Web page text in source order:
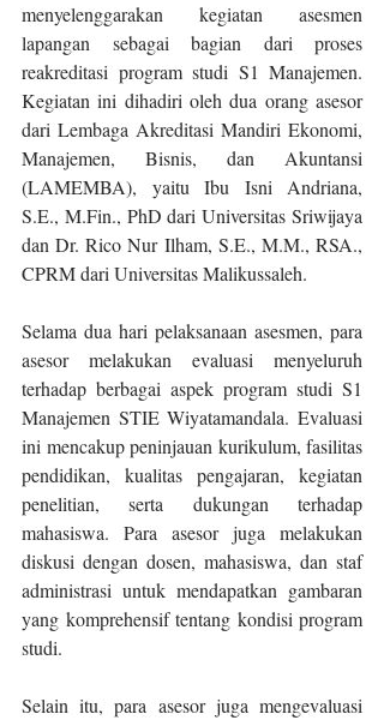
menyelenggarakan kegiatan asesmen
lapangan sebagai bagian dari proses
reakreditasi program studi S1 Manajemen.
Kegiatan ini dihadiri oleh dua orang asesor
dari Lembaga Akreditasi Mandiri Ekonomi,
Manajemen, Bisnis, dan Akuntansi
(LAMEMBA), yaitu Ibu Isni Andriana,
S.E., M.Fin., PhD dari Universitas Sriwijaya
dan Dr. Rico Nur Ilham, S.E., M.M., RSA.,
CPRM dari Universitas Malikussaleh.
Selama dua hari pelaksanaan asesmen, para
asesor melakukan evaluasi menyeluruh
terhadap berbagai aspek program studi S1
Manajemen STIE Wiyatamandala. Evaluasi
ini mencakup peninjauan kurikulum, fasilitas
pendidikan, kualitas pengajaran, kegiatan
penelitian, serta dukungan terhadap
mahasiswa. Para asesor juga melakukan
diskusi dengan dosen, mahasiswa, dan staf
administrasi untuk mendapatkan gambaran
yang komprehensif tentang kondisi program
studi.
Selain itu, para asesor juga mengevaluasi